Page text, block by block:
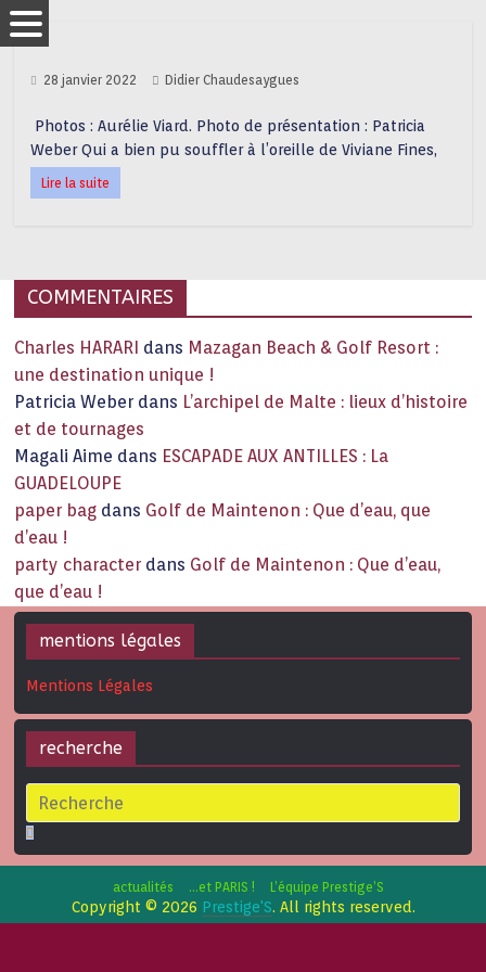
28 janvier 2022 Didier Chaudesaygues
Photos : Aurélie Viard. Photo de présentation : Patricia
Weber Qui a bien pu souffler à l’oreille de Viviane Fines,
Lire la suite
COMMENTAIRES
Charles HARARI dans Mazagan Beach & Golf Resort :
une destination unique !
Patricia Weber dans L’archipel de Malte : lieux d’histoire
et de tournages
Magali Aime dans ESCAPADE AUX ANTILLES : La
GUADELOUPE
paper bag dans Golf de Maintenon : Que d’eau, que
d’eau !
party character dans Golf de Maintenon : Que d’eau,
que d’eau !
mentions légales
Mentions Légales
recherche
actualités …et PARIS ! L’équipe Prestige’S
Copyright © 2026 Prestige'S. All rights reserved.